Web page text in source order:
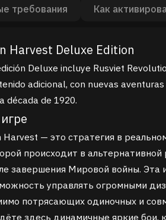
требования Как
Harvest Deluxe Edition
Deluxe incluye Rusviet
adicional, con nuevas
década de 1920.
Harvest — это стратегия в
происходит в альтернативной
завершения Мировой войны. Эта
управлять огромными
потрясающих одиночных и
здесь динамичные яркие бои,